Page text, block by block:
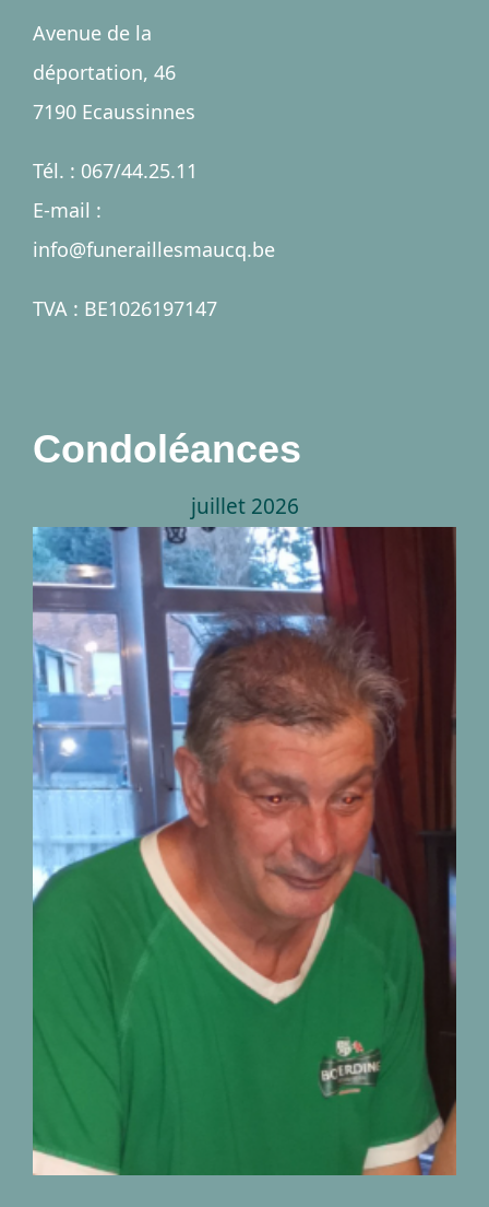
Avenue de la
déportation, 46
7190 Ecaussinnes
Tél. : 067/44.25.11
E-mail :
info@funeraillesmaucq.be
TVA : BE1026197147
Salles
Nécrologies
Condoléances
juillet 2026
Décès de Monsieur
Christian Biermans
01.07.1953 – 22.07.2026
nécrologies